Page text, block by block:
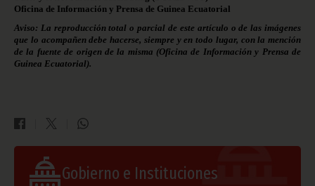
Oficina de Información y Prensa de Guinea Ecuatorial
Aviso: La reproducción total o parcial de este artículo o de las imágenes
que lo acompañen debe hacerse, siempre y en todo lugar, con la mención
de la fuente de origen de la misma (Oficina de Información y Prensa de
Guinea Ecuatorial).
Gobierno e Instituciones